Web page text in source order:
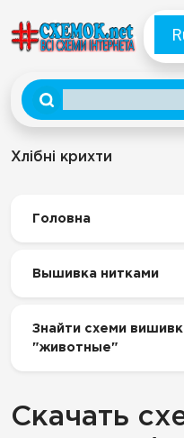
Хлібні крихти
Головна
Вышивка нитками
Знайти схеми
"животные"
Скачать